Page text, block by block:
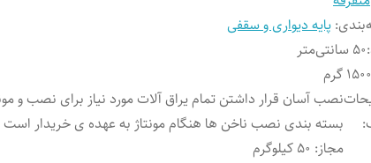
: پایه دیواری و سقفی
:50 سانتی‌متر
1500 گرم
:
نصب آسان قرار داشتن تمام یراق آلات مورد نیاز برای نصب و
بسته بندی نصب ناخن ها هنگام مونتاژ به عهده ی خریدار است
مجاز: 50 کیلوگرم